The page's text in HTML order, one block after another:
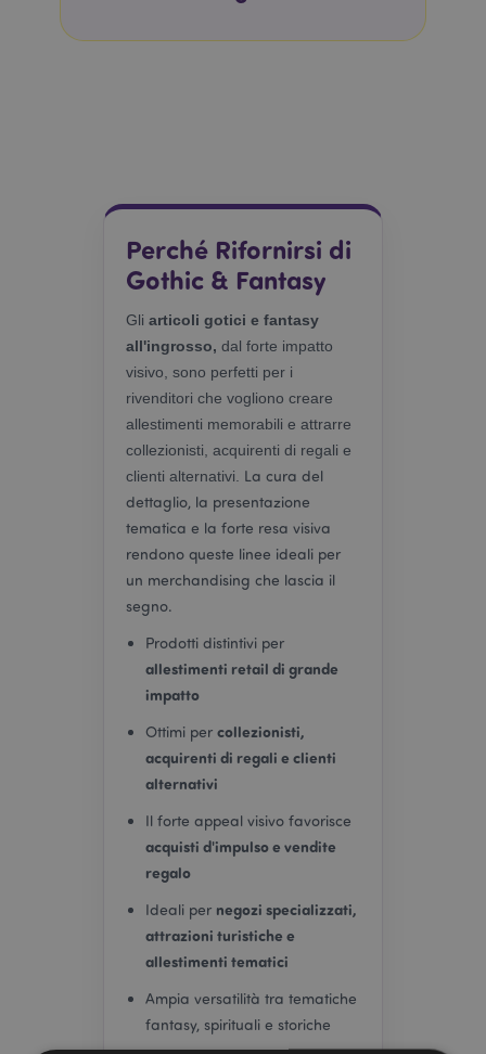
Perché Rifornirsi di
Gothic & Fantasy
Gli articoli gotici e fantasy
all'ingrosso, dal forte impatto
visivo, sono perfetti per i
rivenditori che vogliono creare
allestimenti memorabili e attrarre
collezionisti, acquirenti di regali e
clienti alternativi.
La cura del
dettaglio, la presentazione
tematica e la forte resa visiva
rendono queste linee ideali per
un merchandising che lascia il
segno.
Prodotti distintivi per
allestimenti retail di grande
impatto
Ottimi per collezionisti,
acquirenti di regali e clienti
alternativi
Il forte appeal visivo favorisce
acquisti d'impulso e vendite
regalo
Ideali per negozi specializzati,
attrazioni turistiche e
allestimenti tematici
Ampia versatilità tra tematiche
fantasy, spirituali e storiche